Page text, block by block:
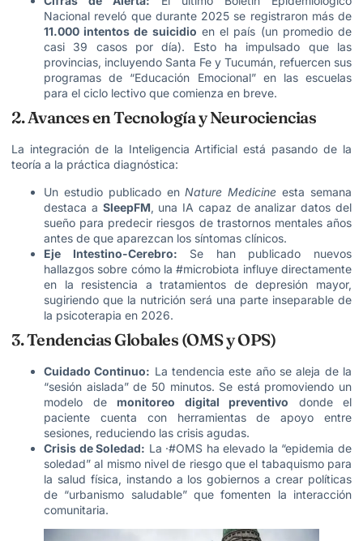
Nacional reveló que durante 2025 se registraron más de
11.000 intentos de suicidio en el país (un promedio de
casi 39 casos por día). Esto ha impulsado que las
provincias, incluyendo Santa Fe y Tucumán, refuercen sus
programas de “Educación Emocional” en las escuelas
para el ciclo lectivo que comienza en breve.
2. Avances en Tecnología y Neurociencias
La integración de la Inteligencia Artificial está pasando de la
teoría a la práctica diagnóstica:
Un estudio publicado enNature Medicine esta semana
destaca a SleepFM, una IA capaz de analizar datos del
sueño para predecir riesgos de trastornos mentales años
antes de que aparezcan los síntomas clínicos.
Eje Intestino-Cerebro: Se han publicado nuevos
hallazgos sobre cómo la #microbiota influye directamente
en la resistencia a tratamientos de depresión mayor,
sugiriendo que la nutrición será una parte inseparable de
la psicoterapia en 2026.
3. Tendencias Globales (OMS y OPS)
Cuidado Continuo: La tendencia este año se aleja de la
“sesión aislada” de 50 minutos. Se está promoviendo un
modelo de monitoreo digital preventivo donde el
paciente cuenta con herramientas de apoyo entre
sesiones, reduciendo las crisis agudas.
Crisis de Soledad: La ·#OMS ha elevado la “epidemia de
soledad” al mismo nivel de riesgo que el tabaquismo para
la salud física, instando a los gobiernos a crear políticas
de “urbanismo saludable” que fomenten la interacción
comunitaria.